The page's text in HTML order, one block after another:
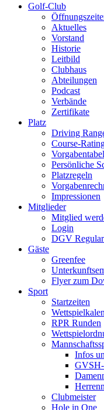
Golf-Club
Aktuelles
Vorstand
Historie
Leitbild
Clubhaus
Abteilungen
Podcast
Verbände
Zertifikate
Platz
Driving
Course-
Persönliche
Platzregeln
Impressionen
Mitglieder
Mitglied
Login
DGV
Gäste
Greenfee
Flyer zum
Sport
Startzeiten
RPR Runden
Infos
GVSH-
Clubmeister
Hole in One